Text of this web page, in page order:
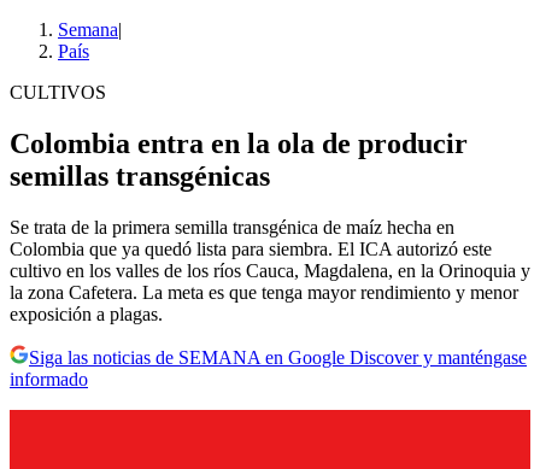
Semana|
País
CULTIVOS
Colombia entra en la ola de producir
semillas transgénicas
Se trata de la primera semilla transgénica de maíz hecha en
Colombia que ya quedó lista para siembra. El ICA autorizó este
cultivo en los valles de los ríos Cauca, Magdalena, en la Orinoquia y
la zona Cafetera. La meta es que tenga mayor rendimiento y menor
exposición a plagas.
Siga las noticias de SEMANA en Google Discover y manténgase
informado